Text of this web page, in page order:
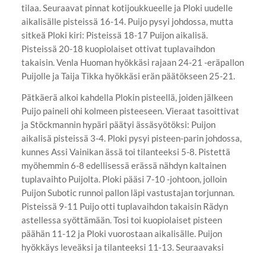
tilaa. Seuraavat pinnat kotijoukkueelle ja Ploki uudelle
aikalisälle pisteissä 16-14. Puijo pysyi johdossa, mutta
sitkeä Ploki kiri: Pisteissä 18-17 Puijon aikalisä.
Pisteissä 20-18 kuopiolaiset ottivat tuplavaihdon
takaisin. Venla Huoman hyökkäsi rajaan 24-21 -eräpallon
Puijolle ja Taija Tikka hyökkäsi erän päätökseen 25-21.
Pätkäerä alkoi kahdella Plokin pisteellä, joiden jälkeen
Puijo paineli ohi kolmeen pisteeseen. Vieraat tasoittivat
ja Stöckmannin hypäri päätyi ässäsyötöksi: Puijon
aikalisä pisteissä 3-4. Ploki pysyi pisteen-parin johdossa,
kunnes Assi Vainikan ässä toi tilanteeksi 5-8. Pistettä
myöhemmin 6-8 edellisessä erässä nähdyn kaltainen
tuplavaihto Puijolta. Ploki pääsi 7-10 -johtoon, jolloin
Puijon Subotic runnoi pallon läpi vastustajan torjunnan.
Pisteissä 9-11 Puijo otti tuplavaihdon takaisin Rädyn
astellessa syöttämään. Tosi toi kuopiolaiset pisteen
päähän 11-12 ja Ploki vuorostaan aikalisälle. Puijon
hyökkäys leveäksi ja tilanteeksi 11-13. Seuraavaksi